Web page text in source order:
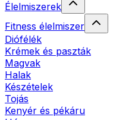
Élelmiszerek
Fitness élelmiszer
Diófélék
Krémek és paszták
Magvak
Halak
Készételek
Tojás
Kenyér és pékáru